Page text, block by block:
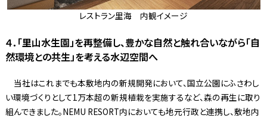
レストラン里海 内観イメージ
４．「里山水生園」を再整備し、豊かな自然と触れ合いながら「自
然環境との共生」を考える水辺空間へ
当社はこれまでも本敷地内の新規開発において、国立公園にふさわし
い環境づくりとして1万本超の新規植栽を実施するなど、森の再生に取り
組んできました。NEMU RESORT内においても地元行政と連携し、敷地内